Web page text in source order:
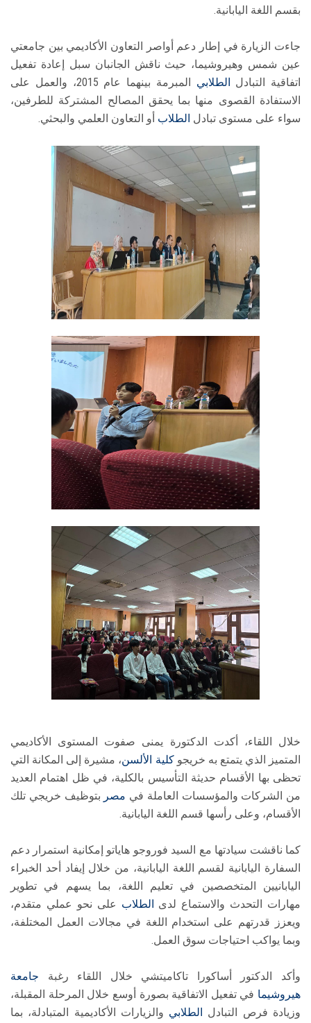
بقسم اللغة اليابانية.
جاءت الزيارة في إطار دعم أواصر التعاون الأكاديمي بين جامعتي
عين شمس وهيروشيما، حيث ناقش الجانبان سبل إعادة تفعيل
اتفاقية التبادل
الطلابي
المبرمة بينهما عام 2015، والعمل على
الاستفادة القصوى منها بما يحقق المصالح المشتركة للطرفين،
سواء على مستوى تبادل الطلاب أو التعاون العلمي والبحثي.
خلال اللقاء، أكدت الدكتورة يمنى صفوت المستوى الأكاديمي
المتميز الذي يتمتع به خريجوكلية الألسن، مشيرة إلى المكانة التي
تحظى بها الأقسام حديثة التأسيس بالكلية، في ظل اهتمام العديد
من الشركات والمؤسسات العاملة في مصر بتوظيف خريجي تلك
الأقسام، وعلى رأسها قسم اللغة اليابانية.
كما ناقشت سيادتها مع السيد فوروجو هاياتو إمكانية استمرار دعم
السفارة اليابانية لقسم اللغة اليابانية، من خلال إيفاد أحد الخبراء
اليابانيين المتخصصين في تعليم اللغة، بما يسهم في تطوير
مهارات التحدث والاستماع لدى الطلاب على نحو عملي متقدم،
ويعزز قدرتهم على استخدام اللغة في مجالات العمل المختلفة،
وبما يواكب احتياجات سوق العمل.
وأكد الدكتور أساكورا تاكاميتشي خلال اللقاء رغبة جامعة
هيروشيما في تفعيل الاتفاقية بصورة أوسع خلال المرحلة المقبلة،
وزيادة فرص التبادل
الطلابي والزيارات الأكاديمية المتبادلة، بما